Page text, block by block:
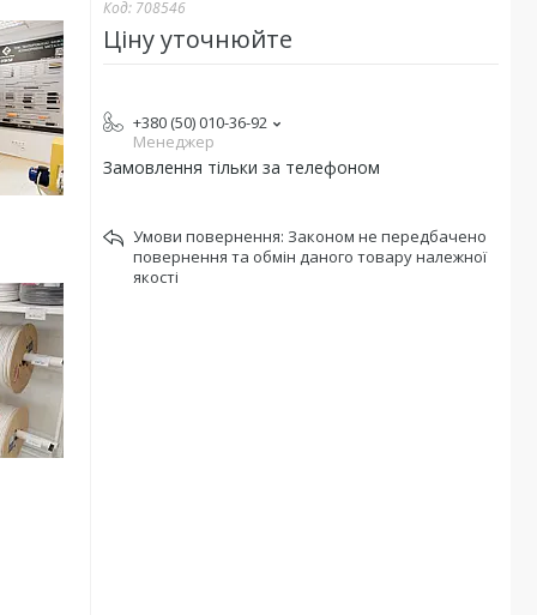
Код: 708546
Ціну уточнюйте
+380 (50) 010-36-92
Менеджер
Замовлення тільки за телефоном
Законом не передбачено
повернення та обмін даного товару належної
якості